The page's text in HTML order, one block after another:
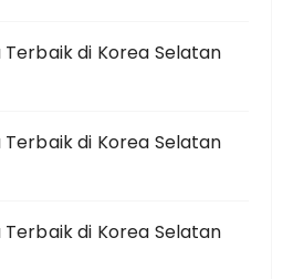
di Korea Selatan
di Korea Selatan
di Korea Selatan